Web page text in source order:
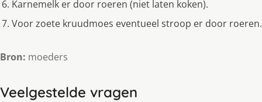
Karnemelk er door roeren (niet laten koken).
Voor zoete kruudmoes eventueel stroop er door roeren.
Bron: moeders
Veelgestelde vragen